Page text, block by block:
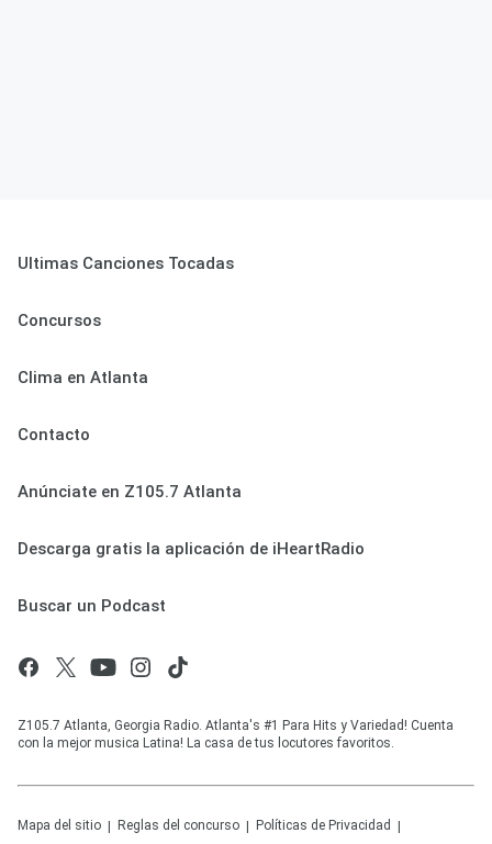
Ultimas Canciones Tocadas
Concursos
Clima en Atlanta
Contacto
Anúnciate en Z105.7 Atlanta
Descarga gratis la aplicación de iHeartRadio
Buscar un Podcast
Z105.7 Atlanta, Georgia Radio. Atlanta's #1 Para Hits y Variedad! Cuenta
con la mejor musica Latina! La casa de tus locutores favoritos.
Mapa del sitio Reglas del concurso Políticas de Privacidad